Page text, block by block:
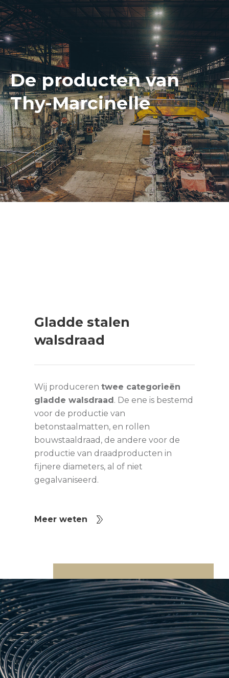
De producten van
Thy-Marcinelle
Gladde stalen
walsdraad
Wij producerentwee categorieën
gladde walsdraad. De ene is bestemd
voor de productie van
betonstaalmatten, en rollen
bouwstaaldraad, de andere voor de
productie van draadproducten in
fijnere diameters, al of niet
gegalvaniseerd.
Meer weten